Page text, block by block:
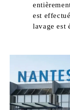
est
lavage est